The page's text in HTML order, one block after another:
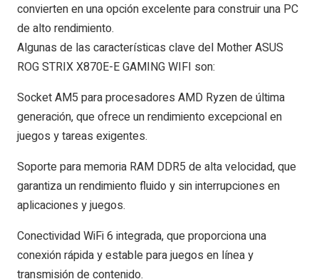
convierten en una opción excelente para construir una PC
de alto rendimiento.
Algunas de las características clave del Mother ASUS
ROG STRIX X870E-E GAMING WIFI son:
Socket AM5 para procesadores AMD Ryzen de última
generación, que ofrece un rendimiento excepcional en
juegos y tareas exigentes.
Soporte para memoria RAM DDR5 de alta velocidad, que
garantiza un rendimiento fluido y sin interrupciones en
aplicaciones y juegos.
Conectividad WiFi 6 integrada, que proporciona una
conexión rápida y estable para juegos en línea y
transmisión de contenido.